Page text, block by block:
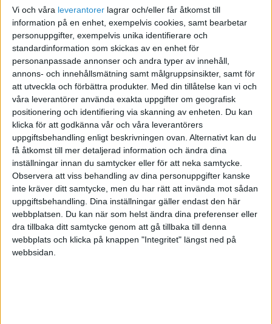
Vi och våra leverantorer lagrar och/eller får åtkomst till
information på en enhet, exempelvis cookies, samt bearbetar
personuppgifter, exempelvis unika identifierare och
standardinformation som skickas av en enhet för
personanpassade annonser och andra typer av innehåll,
annons- och innehållsmätning samt målgruppsinsikter, samt för
att utveckla och förbättra produkter. Med din tillåtelse kan vi och
våra leverantörer använda exakta uppgifter om geografisk
positionering och identifiering via skanning av enheten. Du kan
klicka för att godkänna vår och våra leverantörers
uppgiftsbehandling enligt beskrivningen ovan. Alternativt kan du
få åtkomst till mer detaljerad information och ändra dina
inställningar innan du samtycker eller för att neka samtycke.
Observera att viss behandling av dina personuppgifter kanske
inte kräver ditt samtycke, men du har rätt att invända mot sådan
uppgiftsbehandling. Dina inställningar gäller endast den här
webbplatsen. Du kan när som helst ändra dina preferenser eller
dra tillbaka ditt samtycke genom att gå tillbaka till denna
webbplats och klicka på knappen "Integritet" längst ned på
webbsidan.
Från 2011-09-01 till 2012-05-31 har jag betald F-
skatt sammanlagt 5 000 kr
I december 2011 fick jag besked från SKV om
slutligskatt för tax 2011 = tillgodo 40 000 kr som
betalas till företagets bankkonto.
Efter de två händelser bokför jag ovanstående
kontona så:
k-to 1630 7 500
k-to 1640 -10 000
( Kredit k-to 1640 på 40 000 och Debet k-to 1930
på 40 000 )